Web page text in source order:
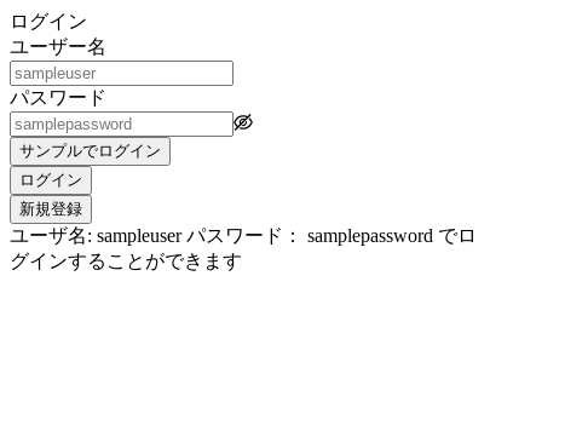
ログイン
ユーザー名
パスワード
サンプルでログイン
ログイン
新規登録
ユーザ名: sampleuser パスワード： samplepassword でロ
グインすることができます